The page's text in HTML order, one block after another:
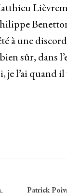
à une
sûr, dans
l’ai quand
Patrick